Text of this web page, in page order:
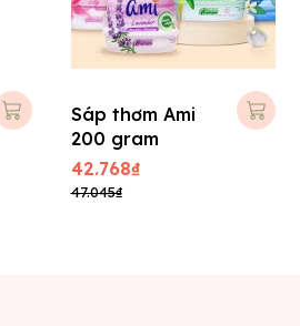
Sáp thơm Ami
200 gram
42.768₫
47.045₫